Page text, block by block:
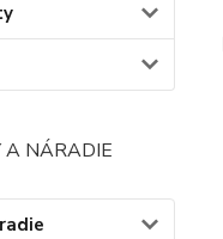
A NÁRADIE